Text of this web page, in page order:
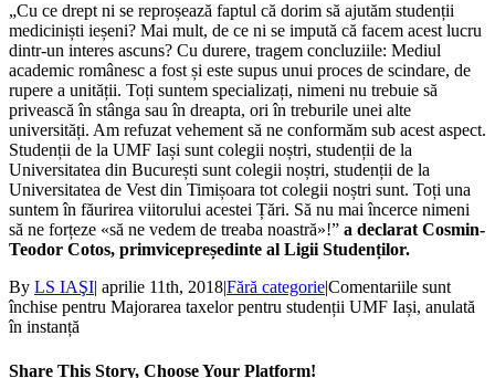
„Cu ce drept ni se reproșează faptul că dorim să ajutăm studenții
mediciniști ieșeni? Mai mult, de ce ni se impută că facem acest lucru
dintr-un interes ascuns? Cu durere, tragem concluziile: Mediul
academic românesc a fost și este supus unui proces de scindare, de
rupere a unității. Toți suntem specializați, nimeni nu trebuie să
privească în stânga sau în dreapta, ori în treburile unei alte
universități. Am refuzat vehement să ne conformăm sub acest aspect.
Studenții de la UMF Iași sunt colegii noștri, studenții de la
Universitatea din București sunt colegii noștri, studenții de la
Universitatea de Vest din Timișoara tot colegii noștri sunt. Toți una
suntem în făurirea viitorului acestei Țări. Să nu mai încerce nimeni
să ne forțeze «să ne vedem de treaba noastră»!” a declarat Cosmin-
Teodor Cotos, primvicepreședinte al Ligii Studenților.
By LS IAŞI| aprilie 11th, 2018|Fără categorie|Comentariile sunt
închise pentru Majorarea taxelor pentru studenții UMF Iași, anulată
în instanță
Share This Story, Choose Your Platform!